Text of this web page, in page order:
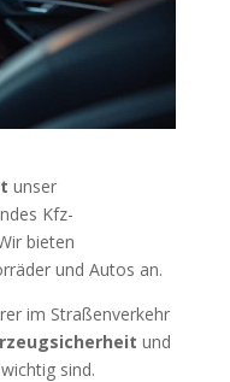
unser
Kfz-
bieten
und Autos an.
im Straßenverkehr
und
sind.